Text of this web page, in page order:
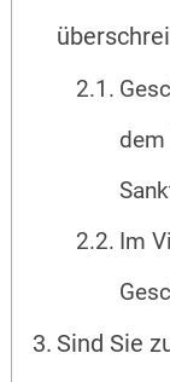
dem
Im
Sind Sie